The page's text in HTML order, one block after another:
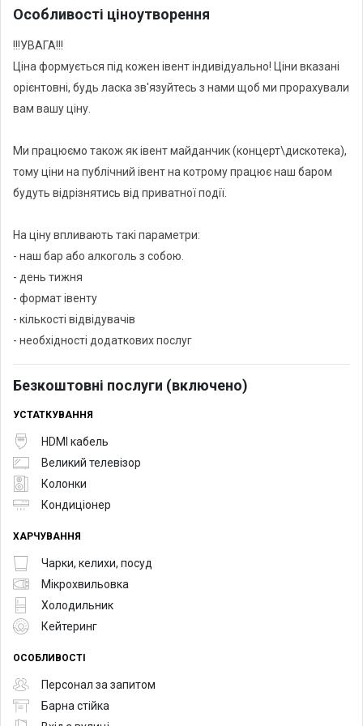
На локації є свій бар з алкоголем. Також можлива робота в
форматі з вашим алкоголем і кейтерингом.
!!!Зверніть будь ласка увагу на пункт формування ціни!!!
Особливості ціноутворення
!!!УВАГА!!!
Ціна формується під кожен івент індивідуально! Ціни вказані
орієнтовні, будь ласка зв'язуйтесь з нами щоб ми прорахували
вам вашу ціну.
Ми працюємо також як івент майданчик (концерт\дискотека),
тому ціни на публічний івент на котрому працює наш баром
будуть відрізнятись від приватної події.
На ціну впливають такі параметри:
- наш бар або алкоголь з собою.
- день тижня
- формат івенту
- кількості відвідувачів
- необхідності додаткових послуг
Безкоштовні послуги (включено)
УСТАТКУВАННЯ
HDMI кабель
Великий телевізор
Колонки
Кондиціонер
ХАРЧУВАННЯ
Чарки, келихи, посуд
Мікрохвильовка
Холодильник
Кейтеринг
ОСОБЛИВОСТІ
Персонал за запитом
Барна стійка